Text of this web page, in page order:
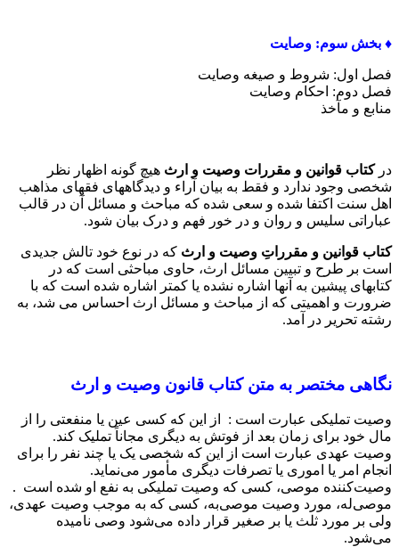
♦️ بخش سوم: وصایت
فصل اول: شروط و صیغه وصایت
فصل دوم: احکام وصایت
منابع و مآخذ
درکتاب قوانین و مقررات وصیت و ارث هیچ گونه اظهار نظر
شخصی وجود ندارد و فقط به بیان آراء و دیدگاههای فقهای مذاهب
اهل سنت اکتفا شده و سعی شده که مباحث و مسائل آن در قالب
عباراتی سلیس و روان و در خور فهم و درک بیان شود.
کتاب قوانین و مقرراتِ وصیت و ارث که در نوع خود تالش جدیدی
است بر طرح و تبیین مسائل ارث، حاوی مباحثی است که در
کتابهای پیشین به آنها اشاره نشده یا کمتر اشاره شده است که با
ضرورت و اهمیتی که از مباحث و مسائل ارث احساس می شد، به
رشته تحریر در آمد.
نگاهی مختصر به متن کتاب قانون وصیت و ارث
وصیت تملیکی عبارت است : از این که کسی عین یا منفعتی را از
مال خود برای زمان بعد از فوتش به دیگری مجاناً تملیک کند.
وصیت عهدی عبارت است از این که شخصی یک یا چند نفر را برای
انجام امر یا اموری یا تصرفات دیگری مأمور می‌نماید.
وصیت‌کننده موصی، کسی که وصیت تملیکی به نفع او شده است .
موصی‌له، مورد وصیت موصی‌به، کسی که به موجب وصیت عهدی،
ولی بر مورد ثلث یا بر صغیر قرار داده می‌شود وصی نامیده
می‌شود.